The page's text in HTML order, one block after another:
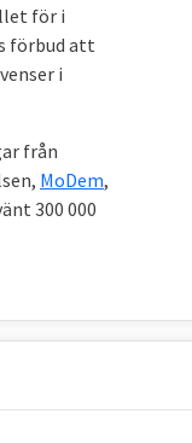
för i
förbud att
i
från
MoDem,
300 000